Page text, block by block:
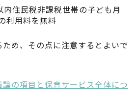
住民税非課税世帯の子ども月
利用料を無料
め、その点に注意するとよいで
論の項目と保育サービス全体につ